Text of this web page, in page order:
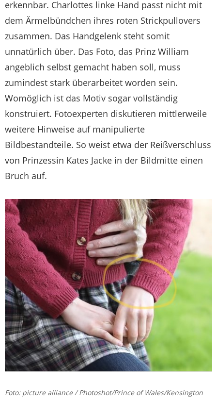
erkennbar. Charlottes linke Hand passt nicht mit
dem Ärmelbündchen ihres roten Strickpullovers
zusammen. Das Handgelenk steht somit
unnatürlich über. Das Foto, das Prinz William
angeblich selbst gemacht haben soll, muss
zumindest stark überarbeitet worden sein.
Womöglich ist das Motiv sogar vollständig
konstruiert. Fotoexperten diskutieren mittlerweile
weitere Hinweise auf manipulierte
Bildbestandteile. So weist etwa der Reißverschluss
von Prinzessin Kates Jacke in der Bildmitte einen
Bruch auf.
Foto: picture alliance / Photoshot/Prince of Wales/Kensington